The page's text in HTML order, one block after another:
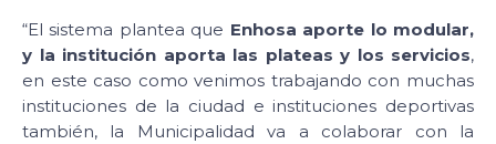
“El sistema plantea que Enhosa aporte lo modular,
y la institución aporta las plateas y los servicios,
en este caso como venimos trabajando con muchas
instituciones de la ciudad e instituciones deportivas
también, la Municipalidad va a colaborar con la